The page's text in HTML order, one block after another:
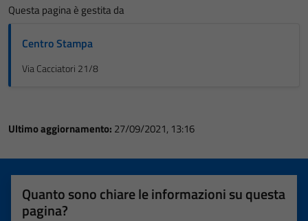
Questa pagina è gestita da
Centro Stampa
Via Cacciatori 21/8
Ultimo aggiornamento: 27/09/2021, 13:16
Quanto sono chiare le informazioni su questa
pagina?